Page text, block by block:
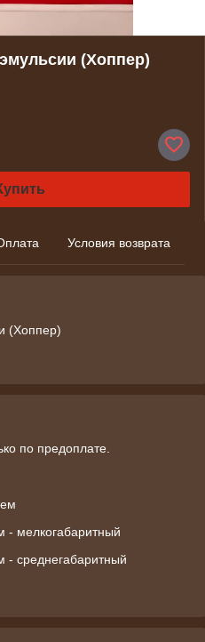
(Хоппер)
Условия возврата
(Хоппер)
по предоплате.
- мелкогабаритный
- среднегабаритный